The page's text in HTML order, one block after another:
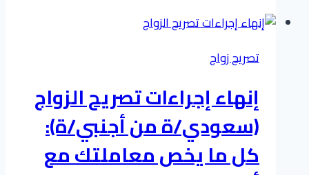
الخليجيين
توثيق
بأقل
جهد
وأسرع
وقت
تصريح زواج
إنهاء إجراءات تصريح الزواج
(سعودي/ة من أجنبي/ة):
كل ما يخص معاملتك مع